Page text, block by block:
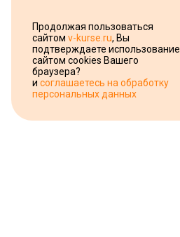
Продолжая пользоваться
сайтом v-kurse.ru, Вы
подтверждаете использование
сайтом cookies Вашего
браузера?
и соглашаетесь на обработку
персональных данных